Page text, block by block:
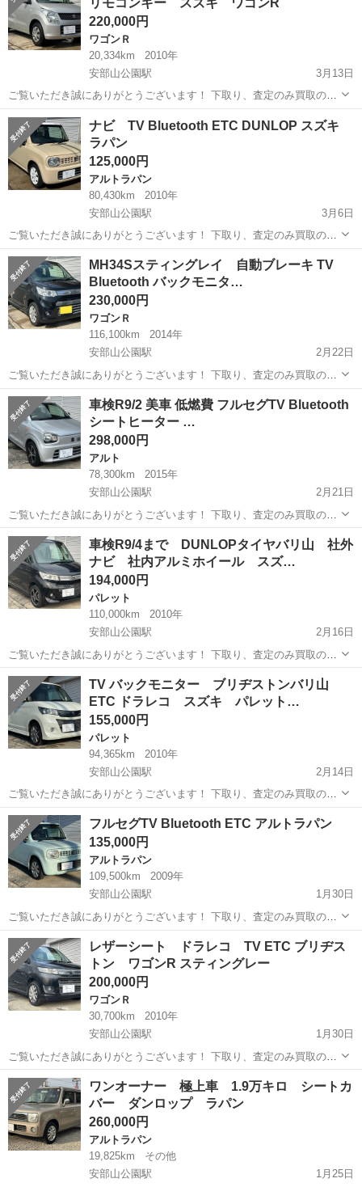
サイクル料金等込み...
220,000円
ワゴンＲ
20,334km
2010年
安部山公園駅
3月13日
ご覧いただき誠にありがとうございます！ 下取り、査定のみ買取のみ
も大歓迎です♩ クレジット決済も対応しております！ 掲載は随時更新
しております！ 是非他の車両もご覧ください♩ ✔︎✔︎走行距離 2万キ
ロ ✔︎車検 令和9...
福岡 北九州市
ナビ TV Bluetooth ETC DUNLOP スズキ
ラパン
125,000円
アルトラパン
80,430km
2010年
安部山公園駅
3月6日
ご覧いただき誠にありがとうございます！ 下取り、査定のみ買取のみ
も大歓迎です♩ クレジット決済も対応しております！ 掲載は随時更新
しております！ 是非他の車両もご覧ください♩ ✔︎自動車税、リサイク
ル料金等込み ✔︎Pi...
福岡 北九州市 アルトラパン 車両
MH34Sスティングレイ 自動ブレーキ TV
Bluetooth バックモニタ…
230,000円
ワゴンＲ
116,100km
2014年
安部山公園駅
2月22日
ご覧いただき誠にありがとうございます！ 下取り、査定のみ買取のみ
も大歓迎です♩ クレジット決済も対応しております！ 掲載は随時更新
しております！ 是非他の車両もご覧ください♩ ✔︎美車 ✔︎自動車税、リ
サイクル料金等込み...
福岡 北九州市 安部山公園駅 ワゴンＲ ワゴンR
車検R9/2 美車 低燃費 フルセグTV Bluetooth
シートヒーター …
298,000円
アルト
78,300km
2015年
安部山公園駅
2月21日
ご覧いただき誠にありがとうございます！ 下取り、査定のみ買取のみ
も大歓迎です♩ クレジット決済も対応しております！ 掲載は随時更新
しております！ 是非他の車両もご覧ください♩ ✔︎美車 ✔︎車検 令和9
年2月まで ✔︎自...
福岡 北九州市 安部山公園駅 車両
車検R9/4まで DUNLOPタイヤバリ山 社外
ナビ 社内アルミホイール スズ…
194,000円
パレット
110,000km
2010年
安部山公園駅
2月16日
ご覧いただき誠にありがとうございます！ 下取り、査定のみ買取のみ
も大歓迎です♩ クレジット決済も対応しております！ 掲載は随時更新
しております！ 是非他の車両もご覧ください♩ ✔︎車検 令和9年4月ま
で ✔︎自動車税、リ...
福岡 北九州市 安部山公園駅 パレット 車両
TV バックモニター ブリヂストンバリ山
ETC ドラレコ スズキ パレット…
155,000円
パレット
94,365km
2010年
安部山公園駅
2月14日
ご覧いただき誠にありがとうございます！ 下取り、査定のみ買取のみ
も大歓迎です♩ クレジット決済も対応しております！ 掲載は随時更新
しております！ 是非他の車両もご覧ください♩ ✔︎自動車税、リサイク
ル料金等込み ✔︎ca...
福岡 北九州市 安部山公園駅 パレット 車両
フルセグTV Bluetooth ETC アルトラパン
135,000円
アルトラパン
109,500km
2009年
安部山公園駅
1月30日
ご覧いただき誠にありがとうございます！ 下取り、査定のみ買取のみ
も大歓迎です♩ クレジット決済も対応しております！ 掲載は随時更新
しております！ 是非他の車両もご覧ください♩ ✔︎自動車税、リサイク
ル料金等込み ✔︎フル...
福岡 北九州市 安部山公園駅 車両
レザーシート ドラレコ TV ETC ブリヂス
トン ワゴンR スティングレー
200,000円
ワゴンＲ
30,700km
2010年
安部山公園駅
1月30日
ご覧いただき誠にありがとうございます！ 下取り、査定のみ買取のみ
も大歓迎です♩ クレジット決済も対応しております！ 掲載は随時更新
しております！ 是非他の車両もご覧ください♩ ✔︎走行距離 3万キロ
✔︎✔︎全整備記録簿...
福岡 北九州市 安部山公園駅 ワゴンＲ ワゴンR
ワンオーナー 極上車 1.9万キロ シートカ
バー ダンロップ ラパン
260,000円
アルトラパン
19,825km
その他
安部山公園駅
1月25日